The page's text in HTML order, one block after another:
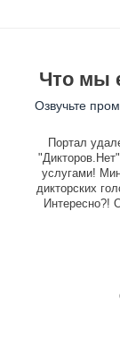
Что мы
Озвучьте
Портал
услугами!
дикторских
Интересно?!